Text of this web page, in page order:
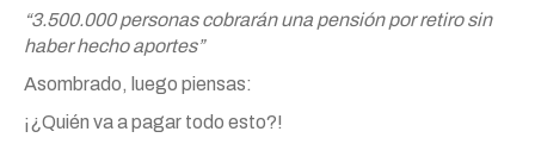
“3.500.000 personas cobrarán una pensión por retiro sin
haber hecho aportes”
Asombrado, luego piensas:
¡¿Quién va a pagar todo esto?!